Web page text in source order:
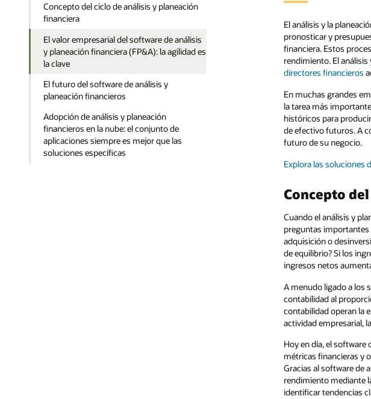
Concepto del ciclo de análisis y planeación
financiera
El valor empresarial del software de análisis
y planeación financiera (FP&A): la agilidad es
la clave
El futuro del software de análisis y
planeación financieros
Adopción de análisis y planeación
financieros en la nube: el conjunto de
aplicaciones siempre es mejor que las
soluciones específicas
El análisis y la
pronosticar y
financiera. Estos
rendimiento. El
directores financieros
En muchas grandes
la tarea más
históricos para
de efectivo futuros. A
futuro de su negocio.
Explora las soluciones
Concepto
Cuando el análisis y
preguntas importantes
adquisición o
de equilibrio? Si los
ingresos netos
A menudo ligado a los
contabilidad al
contabilidad operan la
actividad empresarial,
Hoy en día, el software
métricas financieras y
Gracias al software de
rendimiento mediante
identificar tendencias